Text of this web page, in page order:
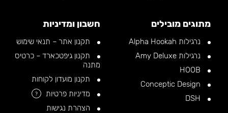
מתוגים מובילים
נרגילות Alpha Hookah
נרגילות Amy Deluxe
חשבון ומדיניות
תקנון אתר – תנאי שימוש
תקנון גיפטכארד – כרטיס
מתנה
תקנון מועדון לקוחות
מדיניות פרטיות
?
הצהרת נגישות